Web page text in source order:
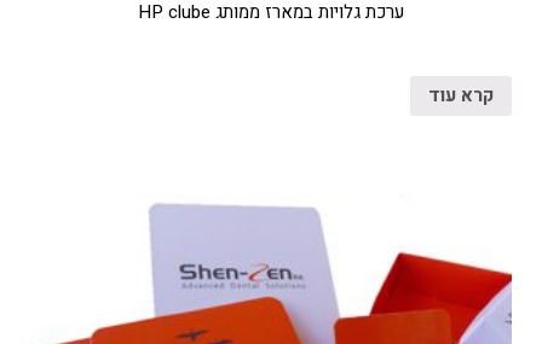
ערכת גלויות במארז ממותג HP clube
קרא עוד